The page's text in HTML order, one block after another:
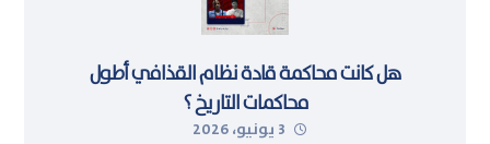
هل كانت محاكمة قادة نظام القذافي أطول
محاكمات التاريخ ؟
3 يونيو، 2026